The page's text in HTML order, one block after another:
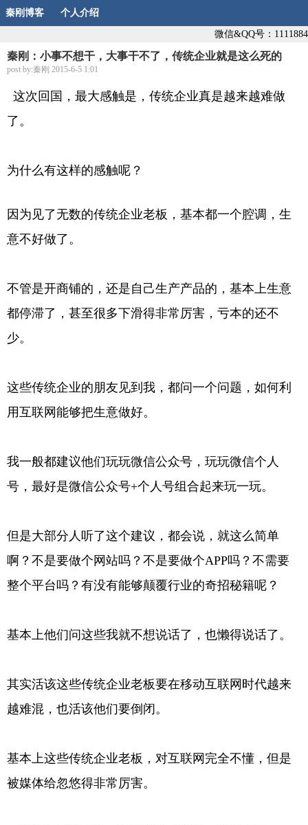
秦刚博客 个人介绍
微信&QQ号：1111884
秦刚：小事不想干，大事干不了，传统企业就是这么死的
post by:秦刚 2015-6-5 1:01
这次回国，最大感触是，传统企业真是越来越难做
了。
为什么有这样的感触呢？
因为见了无数的传统企业老板，基本都一个腔调，生
意不好做了。
不管是开商铺的，还是自己生产产品的，基本上生意
都停滞了，甚至很多下滑得非常厉害，亏本的还不
少。
这些传统企业的朋友见到我，都问一个问题，如何利
用互联网能够把生意做好。
我一般都建议他们玩玩微信公众号，玩玩微信个人
号，最好是微信公众号+个人号组合起来玩一玩。
但是大部分人听了这个建议，都会说，就这么简单
啊？不是要做个网站吗？不是要做个APP吗？不需要
整个平台吗？有没有能够颠覆行业的奇招秘籍呢？
基本上他们问这些我就不想说话了，也懒得说话了。
其实活该这些传统企业老板要在移动互联网时代越来
越难混，也活该他们要倒闭。
基本上这些传统企业老板，对互联网完全不懂，但是
被媒体给忽悠得非常厉害。